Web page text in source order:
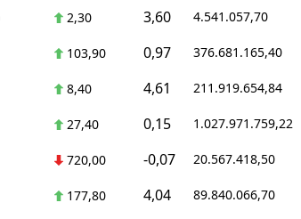
2,30 3,60 4.541.057,70
103,90 0,97 376.681.165,40
8,40 4,61 211.919.654,84
27,40 0,15 1.027.971.759,22
720,00 -0,07 20.567.418,50
177,80 4,04 89.840.066,70